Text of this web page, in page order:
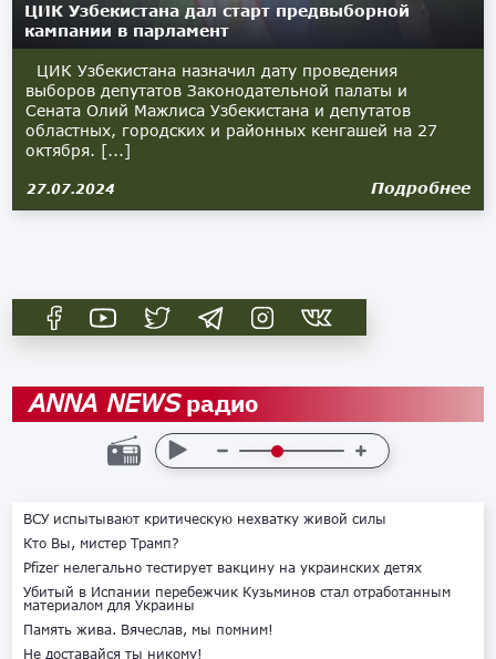
ЦИК Узбекистана дал старт предвыборной
кампании в парламент
ЦИК Узбекистана назначил дату проведения
выборов депутатов Законодательной палаты и
Сената Олий Мажлиса Узбекистана и депутатов
областных, городских и районных кенгашей на 27
октября. [...]
27.07.2024 Подробнее
ANNA NEWSрадио
ВСУ испытывают критическую нехватку живой силы
Кто Вы, мистер Трамп?
Pfizer нелегально тестирует вакцину на украинских детях
Убитый в Испании перебежчик Кузьминов стал отработанным
материалом для Украины
Память жива. Вячеслав, мы помним!
Не доставайся ты никому!